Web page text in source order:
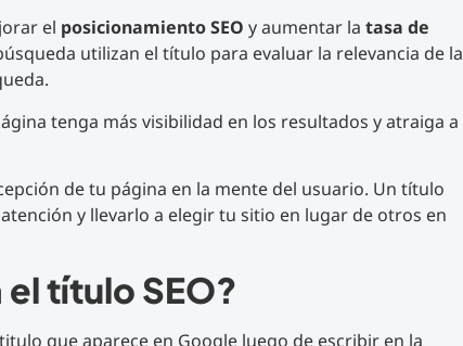
el posicionamiento SEO y aumentar la tasa de
utilizan el título para evaluar la relevancia de la
tenga más visibilidad en los resultados y atraiga a
de tu página en la mente del usuario. Un título
y llevarlo a elegir tu sitio en lugar de otros en
título SEO?
que aparece en Google luego de escribir en la